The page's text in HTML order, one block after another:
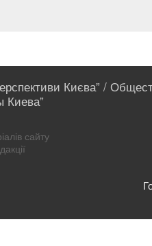
Києва” /
Киева”
сайту